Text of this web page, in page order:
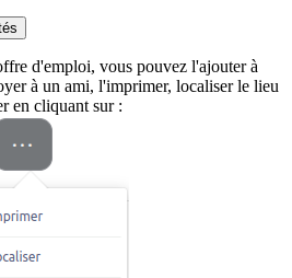
d'emploi, vous pouvez l'ajouter à
à un ami, l'imprimer, localiser le lieu
en cliquant sur :